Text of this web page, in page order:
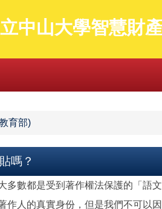
中山大學智慧財
育部)
嗎？
數都是受到著作權法保護的「語文
人的真實身份，但是我們不可以